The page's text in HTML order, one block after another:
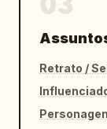
Retrato /